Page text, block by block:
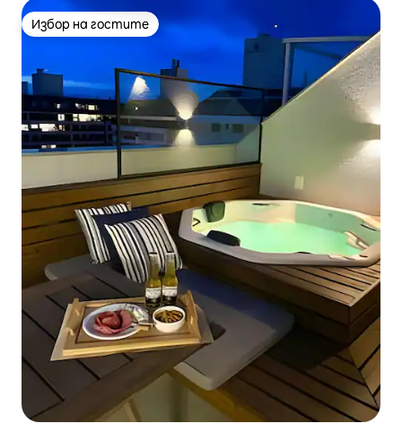
Избор на гостите
Избор на гостите